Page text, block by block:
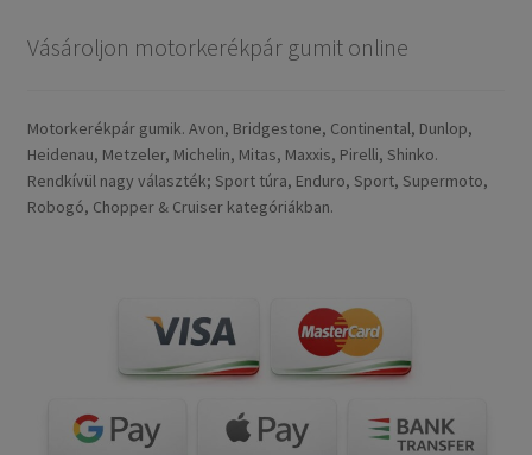
Vásároljon motorkerékpár gumit online
Motorkerékpár gumik. Avon, Bridgestone, Continental, Dunlop,
Heidenau, Metzeler, Michelin, Mitas, Maxxis, Pirelli, Shinko.
Rendkívül nagy választék; Sport túra, Enduro, Sport, Supermoto,
Robogó, Chopper & Cruiser kategóriákban.